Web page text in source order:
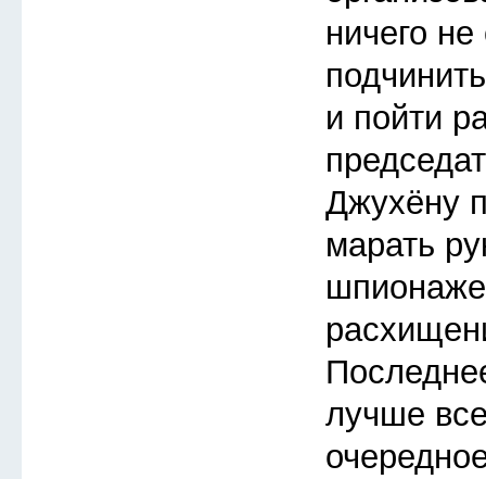
ничего
и пойти
Джухёну
марать
лучше